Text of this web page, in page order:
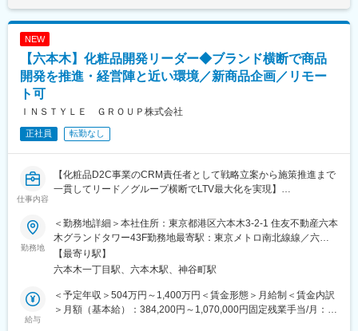
■仕事内容
ヘアケア・スキンケア製品を中心とした研究開発業務をお任せし
まで一貫して携わることができるポジションです。
【具体的には】
・試作品の作成
・既存商品の改良および品質向上活動
・OEM案件の技術対応
・新商品の企画立案
・市場調査、技術情報収集
■この仕事の魅力
【成長フェーズ企業で中核メンバーとして活躍】
設立18年を迎える当社は、現在本格的な組織拡大を進めていま
す。少数精鋭組織だからこそ、研究開発体制づくりにも関わるこ
NEW
【六本木】化粧品開発リーダー◆ブランド横断で商品
開発を推進・経営陣と近い環境／新商品企画／リモー
ト可
ＩＮＳＴＹＬＥ ＧＲＯＵＰ株式会社
正社員 転勤なし
仕事内容
【化粧品D2C事業のCRM責任者として戦略立案から施策推進まで
一貫してリード／グループ横断でLTV最大化を実現】
■業務概要
化粧品の通販事業を展開するメビウス製薬を主軸に、グループ全
体の商品開発に携わっていただきます。
メビウス製薬では、主力ブランド『SIMIUS（シミウス）』シリー
ズをはじめ、新規ブランド『TRIPURE（トリピュア）』を展開し
ています。
新商品の企画・開発を強化するため、OEMメーカーと連携しなが
ら商品開発を推進できる方を募集します。
勤務地
＜勤務地詳細＞本社住所：東京都港区六本木3-2-1 住友不動産六本
木グランドタワー43F勤務地最寄駅：東京メトロ南北線線／六本
木一丁目駅受動喫煙対策：屋内喫煙可能場所あり変更の範囲：会
社の定める事業所（リモートワーク含む）
【最寄り駅】
六本木一丁目駅、六本木駅、神谷町駅
給与
＜予定年収＞504万円～1,400万円＜賃金形態＞月給制＜賃金内訳
＞月額（基本給）：384,200円～1,070,000円固定残業手当/月：